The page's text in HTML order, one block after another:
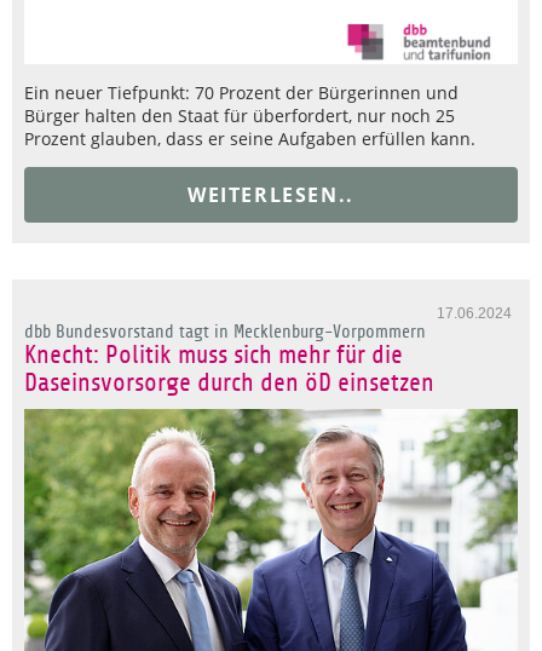
Ein neuer Tiefpunkt: 70 Prozent der Bürgerinnen und
Bürger halten den Staat für überfordert, nur noch 25
Prozent glauben, dass er seine Aufgaben erfüllen kann.
WEITERLESEN..
17.06.2024
dbb Bundesvorstand tagt in Mecklenburg-Vorpommern
Knecht: Politik muss sich mehr für die
Daseinsvorsorge durch den öD einsetzen